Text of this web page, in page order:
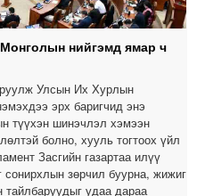
нийгэмд ямар ч
Улсын Их Хурлын
эрх баригчид энэ
түүхэн шинэчлэл хэмээн
болно, хууль тогтоох үйл
Засгийн газартаа илүү
сонирхлын зөрчил буурна, жижиг
тайлбаруудыг удаа дараа